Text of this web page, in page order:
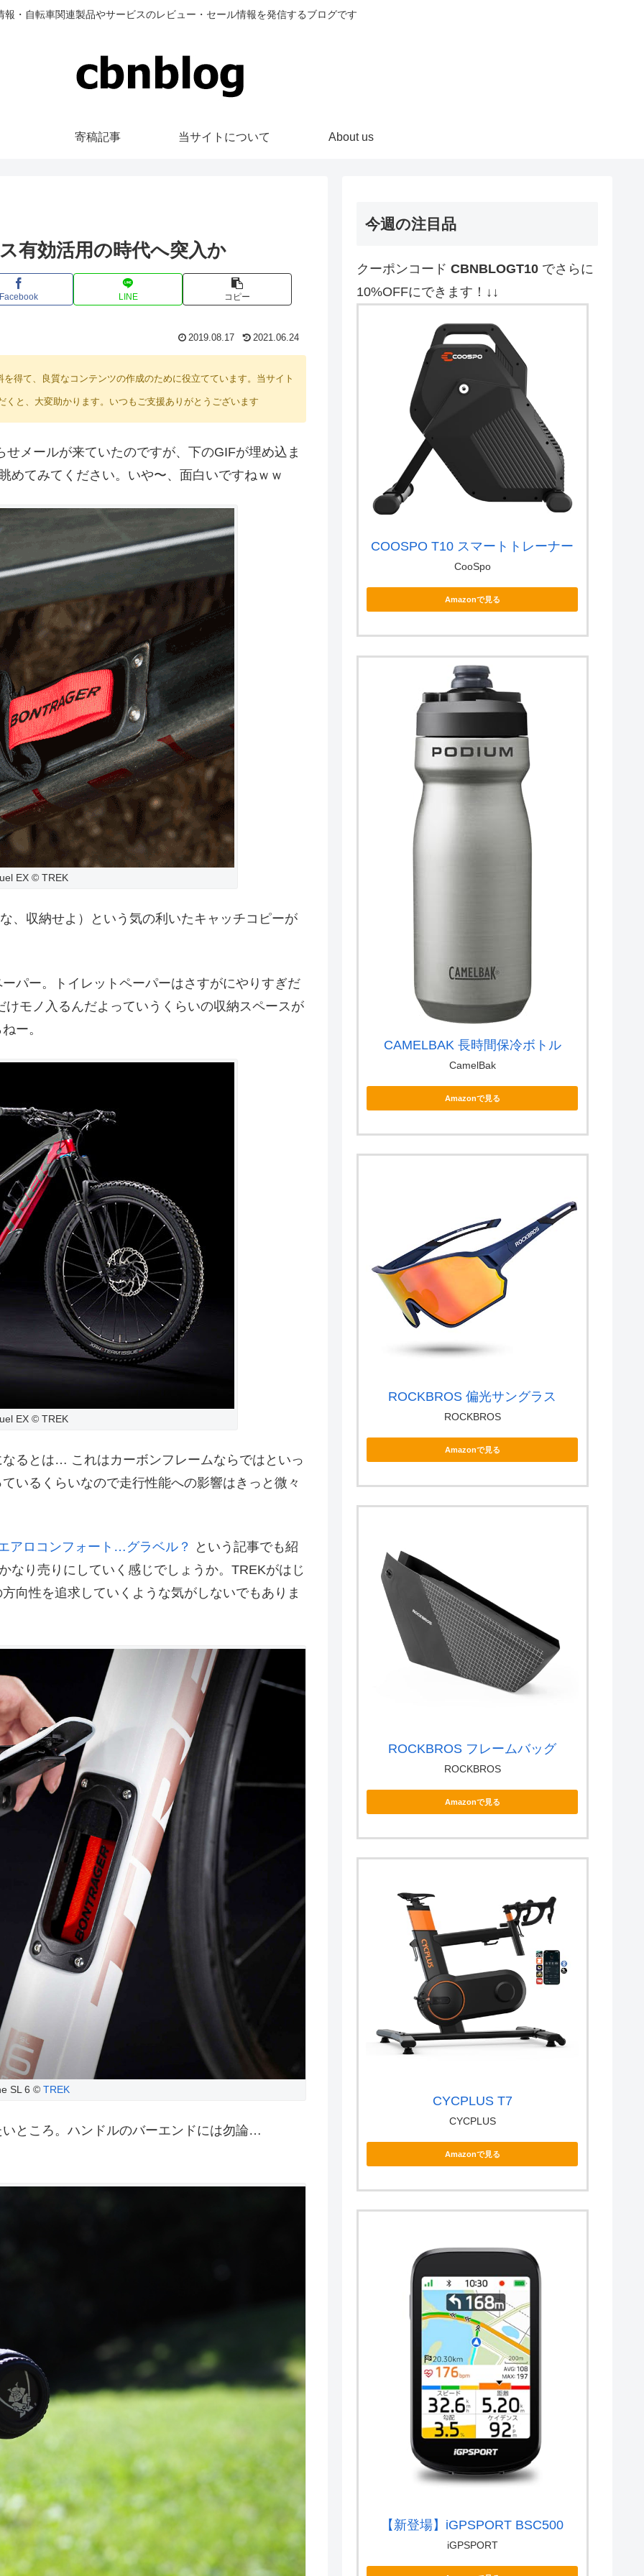
報・自転車関連製品やサービスのレビュー・セール情報を発信するブログです
寄稿記事 当サイトについて About us
有効活用の時代へ突入か
Facebook LINE コピー
2019.08.17 2021.06.24
得て、良質なコンテンツの作成のために役立てています。当サイト
くと、大変助かります。いつもご支援ありがとうございます
メールが来ていたのですが、下のGIFが埋め込ま
めてみてください。いや〜、面白いですねｗｗ
EX © TREK
、収納せよ）という気の利いたキャッチコピーが
パー。トイレットペーパーはさすがにやりすぎだ
モノ入るんだよっていうくらいの収納スペースが
ー。
EX © TREK
るとは… これはカーボンフレームならではといっ
いるくらいなので走行性能への影響はきっと微々
アロコンフォート…グラベル？
という記事でも紹
なり売りにしていく感じでしょうか。TREKがはじ
向性を追求していくような気がしないでもありま
SL 6 © TREK
ところ。ハンドルのバーエンドには勿論…
今週の注目品
クーポンコード CBNBLOGT10 でさらに
10%OFFにできます！↓↓
COOSPO T10 スマートトレーナー
CooSpo
Amazonで見る
CAMELBAK 長時間保冷ボトル
CamelBak
Amazonで見る
ROCKBROS 偏光サングラス
ROCKBROS
Amazonで見る
ROCKBROS フレームバッグ
ROCKBROS
Amazonで見る
CYCPLUS T7
CYCPLUS
Amazonで見る
【新登場】iGPSPORT BSC500
iGPSPORT